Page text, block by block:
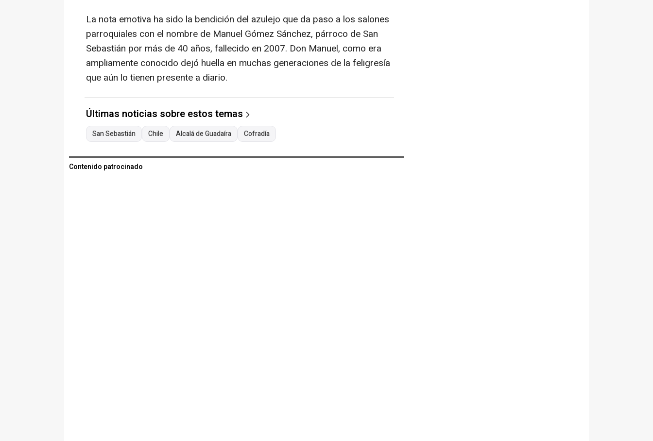
La nota emotiva ha sido la bendición del azulejo que da paso a los salones
parroquiales con el nombre de Manuel Gómez Sánchez, párroco de San
Sebastián por más de 40 años, fallecido en 2007. Don Manuel, como era
ampliamente conocido dejó huella en muchas generaciones de la feligresía
que aún lo tienen presente a diario.
Últimas noticias sobre estos temas
San Sebastián Chile Alcalá de Guadaíra Cofradía
Contenido patrocinado